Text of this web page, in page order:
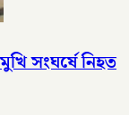
সংঘর্ষে নিহত